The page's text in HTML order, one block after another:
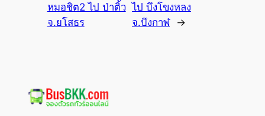
หมอชิต2 ไป ป่าติ้ว
จ.ยโสธร
ไป บึงโขงหลง
จ.บึงกาฬ
→